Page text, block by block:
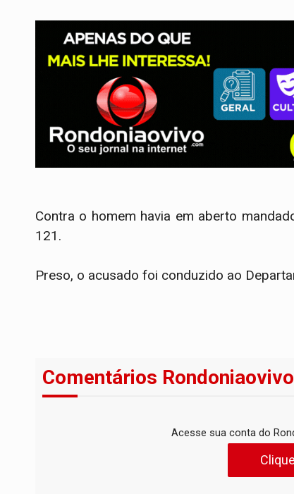
Contra o homem havia em aberto
121.
Preso, o acusado foi conduzido ao
Comentários
Acesse sua conta do